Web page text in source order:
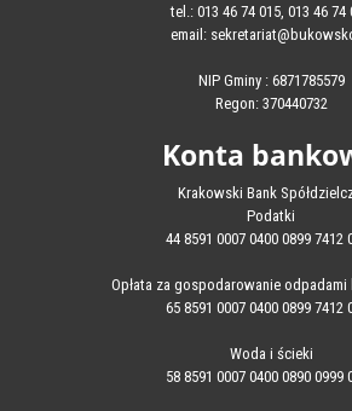
tel.: 013 46 74 015, 013 46 74
email:
NIP Gminy : 6871785579
Regon: 370440732
Konta
Krakowski Bank
Podatki
44 8591 0007 0400 0899 7412
Opłata za gospodarowanie odpadami
65 8591 0007 0400 0899 7412
Woda i ścieki
58 8591 0007 0400 0890 0999